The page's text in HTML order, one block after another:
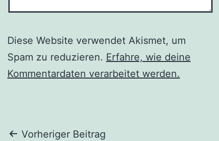
Diese Website verwendet Akismet, um
Spam zu reduzieren. Erfahre, wie deine
Kommentardaten verarbeitet werden.
Beitragsnavigation
Vorheriger Beitrag